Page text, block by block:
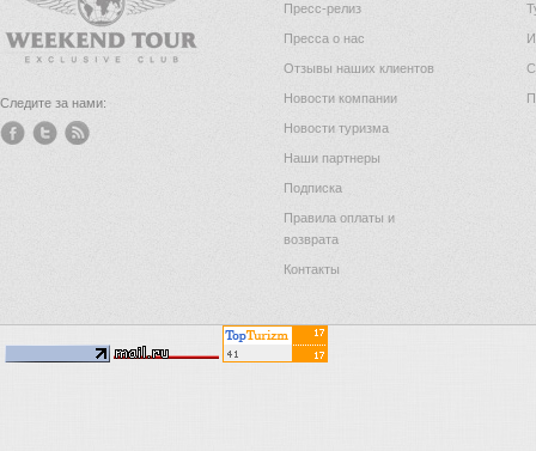
Следите за нами:
Пресс-релиз
Пресса о нас
Отзывы наших клиентов
Новости компании
Новости туризма
Наши партнеры
Подписка
Правила оплаты и
возврата
Контакты